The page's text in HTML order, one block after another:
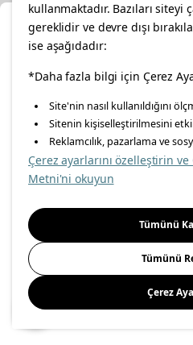
Hakkımızda
Müşteri Hizmetleri
Diğer
Konumunuzu Seçin
İnternetten vereceğiniz
içerikleri görebilmek için lütfen
İl seçiniz
Seçiniz
Kaydet
kullanmaktadır. Bazıları siteyi
gereklidir ve devre dışı
ise aşağıdadır:
*Daha fazla bilgi için Çerez
Site'nin nasıl kullanıldığını
Sitenin kişiselleştirilmesini
Reklamcılık, pazarlama ve
Çerez ayarlarını özelleştirin ve
Metni'ni okuyun
Tümünü
Tümünü
Çerez